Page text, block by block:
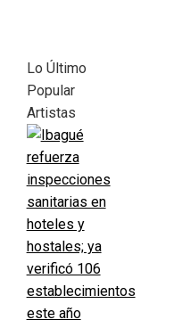
Lo Último
Popular
Artistas